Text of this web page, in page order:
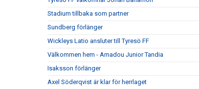
Stadium tillbaka som partner
Sundberg förlänger
Wickleys Latio ansluter till Tyresö FF
Välkommen hem - Amadou Junior Tandia
Isaksson förlänger
Axel Söderqvist är klar för herrlaget